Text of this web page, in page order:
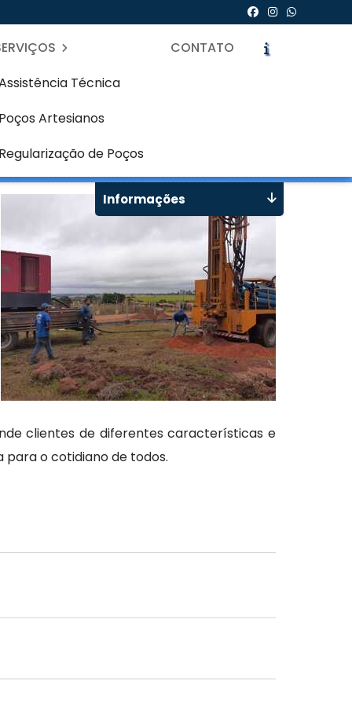
Técnica
Artesianos
de Poços
CONTATO
clientes de diferentes características e
o cotidiano de todos.
Informações